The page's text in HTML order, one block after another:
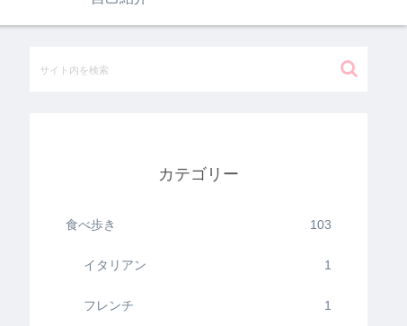
カテゴリー
食べ歩き 103
イタリアン 1
フレンチ 1